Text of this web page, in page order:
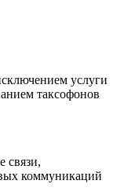
услуги
таксофонов
связи,
коммуникаций